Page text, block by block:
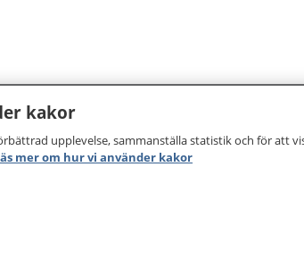
kakor
upplevelse, sammanställa statistik och för att
mer om hur vi använder kakor